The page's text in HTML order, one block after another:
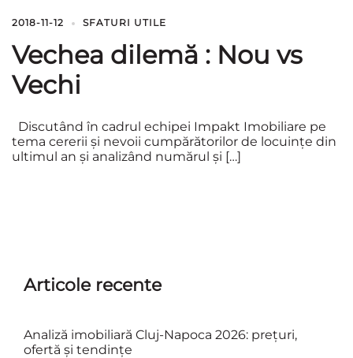
2018-11-12 SFATURI UTILE
Vechea dilemă : Nou vs
Vechi
Discutând în cadrul echipei Impakt Imobiliare pe
tema cererii și nevoii cumpărătorilor de locuințe din
ultimul an și analizând numărul și […]
Articole recente
Analiză imobiliară Cluj-Napoca 2026: prețuri,
ofertă și tendințe